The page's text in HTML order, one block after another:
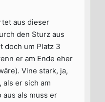
aus dieser
den Sturz aus
doch um Platz 3
er am Ende eher
Vine stark, ja,
als er sich am
aus als muss er